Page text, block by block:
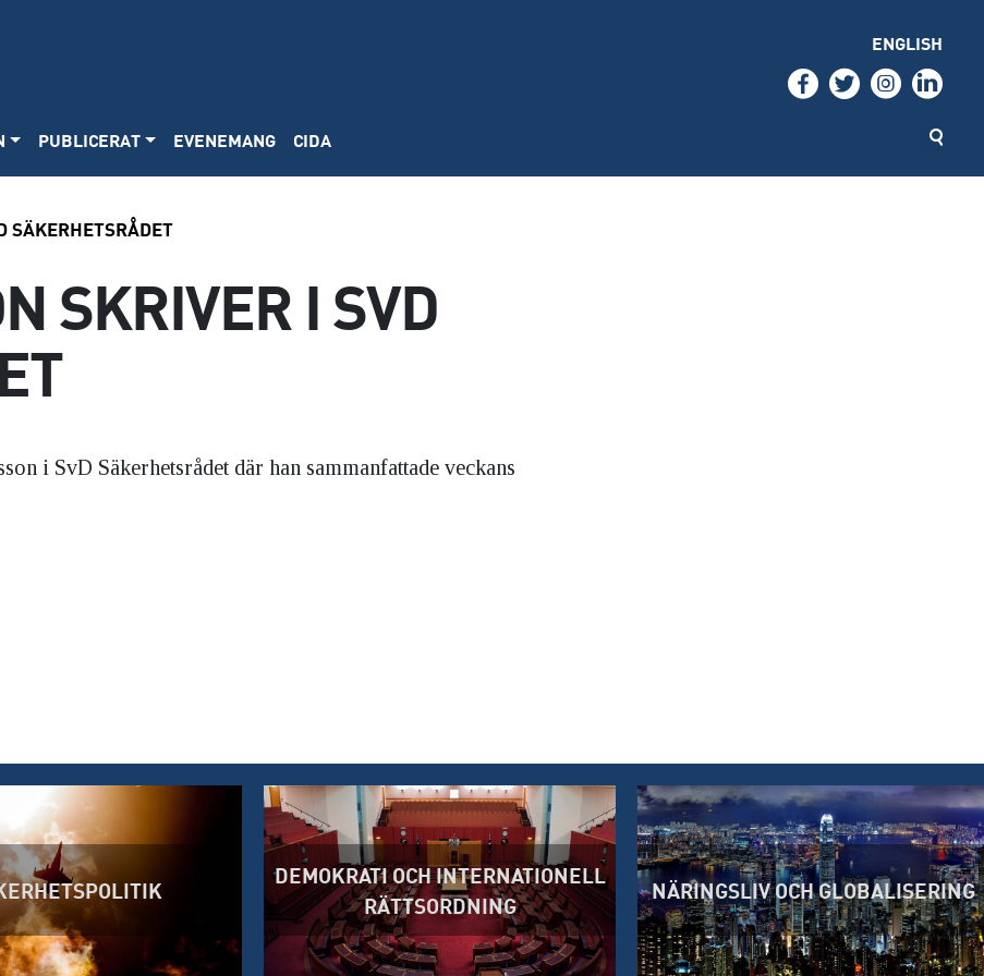
ENGLISH
PUBLICERAT EVENEMANG CIDA
SÄKERHETSRÅDET
SKRIVER I SVD
i SvD Säkerhetsrådet där han sammanfattade veckans
DEMOKRATI OCH INTERNATIONELL
RÄTTSORDNING
NÄRINGSLIV OCH GLOBALISERING